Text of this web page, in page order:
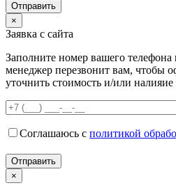
×
Заявка с сайта
Заполните номер вашего
менеджер перезвонит вам, чтобы
уточнить стоимость и/или налияие
Соглашаюсь с политикой
×